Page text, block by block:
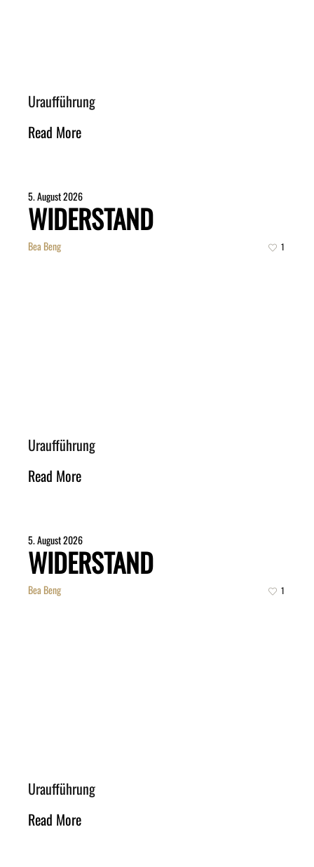
Uraufführung
Read More
5. August 2026
WIDERSTAND
Bea Beng 1
Uraufführung
Read More
5. August 2026
WIDERSTAND
Bea Beng 1
Uraufführung
Read More